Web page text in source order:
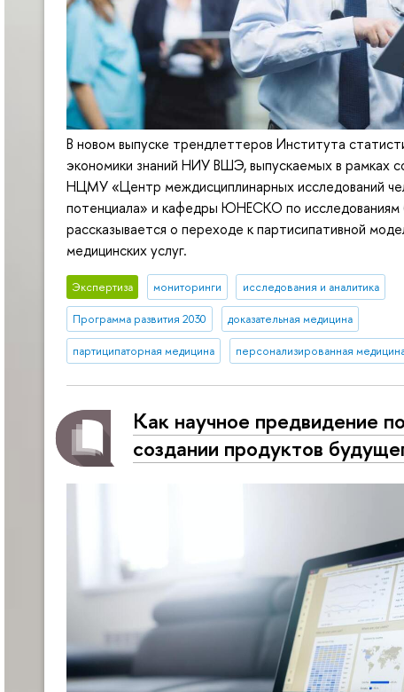
В новом выпуске трендлеттеров Института
экономики знаний НИУ ВШЭ, выпускаемых в рамках
НЦМУ «Центр междисциплинарных исследований
потенциала» и кафедры ЮНЕСКО по
рассказывается о переходе к партисипативной
медицинских услуг.
Экспертиза мониторинги исследования и аналитика
Программа развития 2030 доказательная медицина
партиципаторная медицина персонализированная
Как научное предвидение
создании продуктов